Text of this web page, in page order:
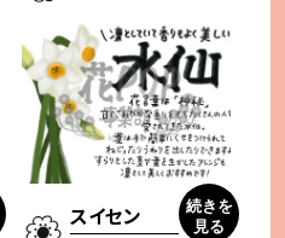
スイセン
続きを
見る